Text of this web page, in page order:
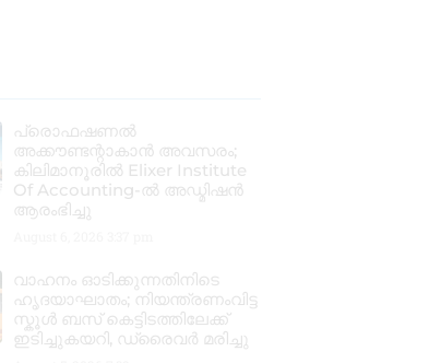
പ്രൊഫഷണൽ
അക്കൗണ്ടന്റാകാൻ അവസരം;
കിലിമാനൂരിൽ Elixer Institute
Of Accounting-ൽ അഡ്മിഷൻ
ആരംഭിച്ചു
വാഹനം ഓടിക്കുന്നതിനിടെ
ഹൃദയാഘാതം; നിയന്ത്രണംവിട്ട
സ്കൂൾ ബസ് കെട്ടിടത്തിലേക്ക്
ഇടിച്ചുകയറി, ഡ്രൈവർ മരിച്ചു